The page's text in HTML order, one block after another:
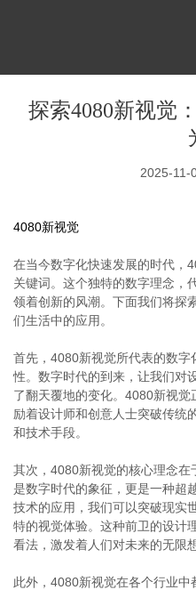
探索4080新视觉
2025-11-
4080新视觉
在当今数字化快速发展的时代，
关键词。这个独特的数字理念，
领着创新的风潮。下面我们将探
们生活中的应用。
首先，4080新视觉所代表的数
性。数字时代的到来，让我们对
了翻天覆地的变化。4080新视
励着设计师和创意人士突破传统
和技术手段。
其次，4080新视觉的核心理念在
是数字时代的象征，更是一种超
技术的应用，我们可以突破现实
特的视觉体验。这种前卫的设计
看法，激发着人们对未来的无限想
此外，4080新视觉在各个行业